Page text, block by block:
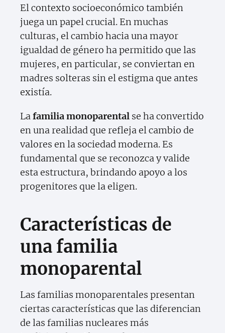
El contexto socioeconómico también
juega un papel crucial. En muchas
culturas, el cambio hacia una mayor
igualdad de género ha permitido que las
mujeres, en particular, se conviertan en
madres solteras sin el estigma que antes
existía.
Lafamilia monoparental se ha convertido
en una realidad que refleja el cambio de
valores en la sociedad moderna. Es
fundamental que se reconozca y valide
esta estructura, brindando apoyo a los
progenitores que la eligen.
Características de
una familia
monoparental
Las familias monoparentales presentan
ciertas características que las diferencian
de las familias nucleares más